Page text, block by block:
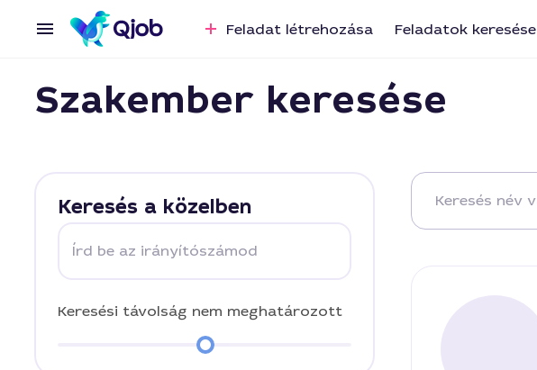
Feladat létrehozása Feladatok keresése
Szakember keresése
Keresés a közelben
Írd be az irányítószámod
Keresési távolság nem meghatározott